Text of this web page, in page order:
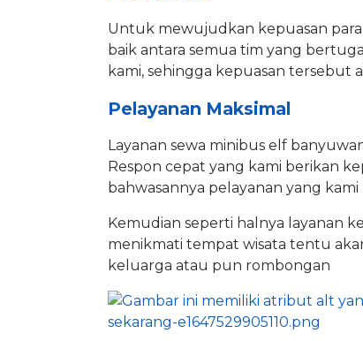
Untuk mewujudkan kepuasan
baik antara semua tim yang
kami, sehingga kepuasan tersebut
Pelayanan Maksimal
Layanan sewa minibus elf
Respon cepat yang kami berikan
bahwasannya pelayanan yang
Kemudian seperti halnya layanan
menikmati tempat wisata tentu
keluarga atau pun rombongan